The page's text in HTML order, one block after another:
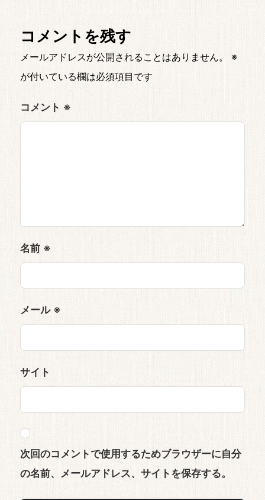
コメントを残す
メールアドレスが公開されることはありません。
※
が付いている欄は必須項目です
コメント ※
名前 ※
メール ※
サイト
次回のコメントで使用するためブラウザーに自分
の名前、メールアドレス、サイトを保存する。